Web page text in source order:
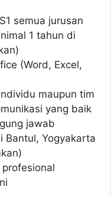
semua jurusan
1 tahun di
(Word, Excel,
maupun tim
yang baik
jawab
Bantul, Yogyakarta